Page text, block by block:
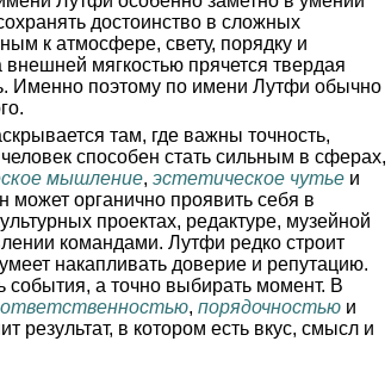
достоинство в сложных
к атмосфере, свету, порядку и
мягкостью прячется твердая
Именно поэтому по имени Лутфи обычно
там, где важны точность,
способен стать сильным в сферах,
мышление, эстетическое чутье и
органично проявить себя в
проектах, редактуре, музейной
командами. Лутфи редко строит
накапливать доверие и репутацию.
а точно выбирать момент. В
ответственностью, порядочностью и
результат, в котором есть вкус, смысл и